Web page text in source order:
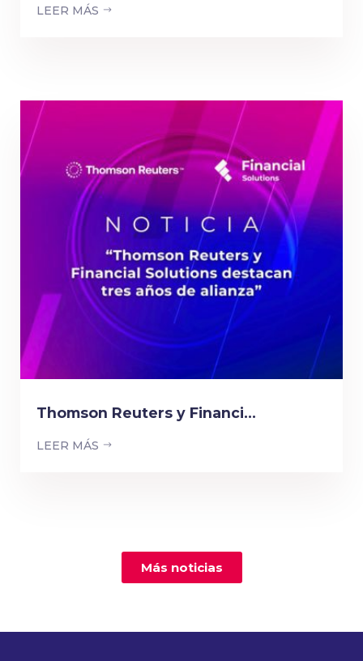
LEER MÁS
Thomson Reuters y Financi...
LEER MÁS
Más noticias